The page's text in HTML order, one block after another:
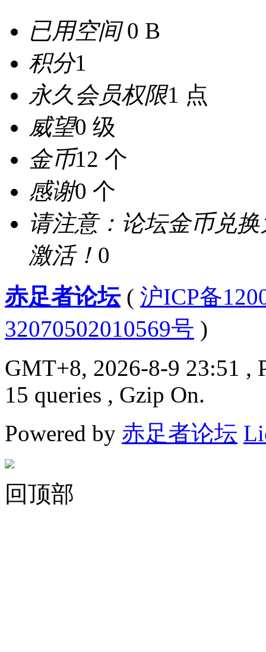
已用空间0 B
积分1
永久会员权限1 点
威望0 级
金币12 个
感谢0 个
请注意：论坛金币兑
激活！ 0
赤足者论坛( 沪ICP备
32070502010569号 )
GMT+8, 2026-8-9 23:51 ,
15 queries , Gzip On.
Powered by 赤足者论坛
回顶部